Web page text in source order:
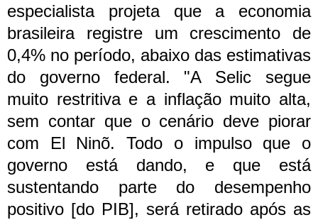
especialista projeta que a economia
brasileira registre um crescimento de
0,4% no período, abaixo das estimativas
do governo federal. "A Selic segue
muito restritiva e a inflação muito alta,
sem contar que o cenário deve piorar
com El Ninõ. Todo o impulso que o
governo está dando, e que está
sustentando parte do desempenho
positivo [do PIB], será retirado após as